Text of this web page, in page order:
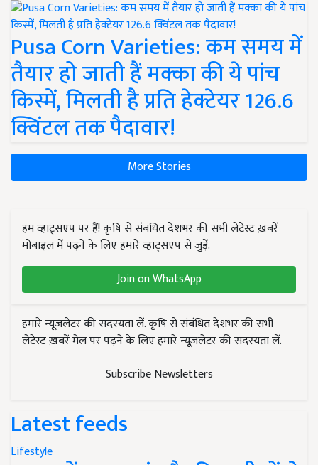
Pusa Corn Varieties: कम समय में
तैयार हो जाती हैं मक्का की ये पांच
किस्में, मिलती है प्रति हेक्टेयर 126.6
क्विंटल तक पैदावार!
More Stories
हम व्हाट्सएप पर हैं! कृषि से संबंधित देशभर की सभी लेटेस्ट ख़बरें
मोबाइल में पढ़ने के लिए हमारे व्हाट्सएप से जुड़ें.
Join on WhatsApp
हमारे न्यूज़लेटर की सदस्यता लें. कृषि से संबंधित देशभर की सभी
लेटेस्ट ख़बरें मेल पर पढ़ने के लिए हमारे न्यूज़लेटर की सदस्यता लें.
Subscribe Newsletters
Latest feeds
Lifestyle